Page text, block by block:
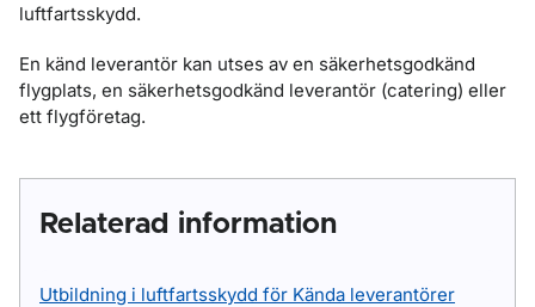
luftfartsskydd.
En känd leverantör kan utses av en säkerhetsgodkänd
flygplats, en säkerhetsgodkänd leverantör (catering) eller
ett flygföretag.
Relaterad information
Utbildning i luftfartsskydd för Kända leverantörer